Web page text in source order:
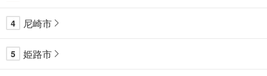
4 尼崎市
5 姫路市